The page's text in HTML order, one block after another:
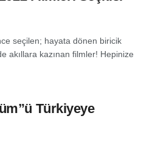
seçilen; hayata dönen biricik
akıllara kazınan filmler! Hepinize
Türkiyeye